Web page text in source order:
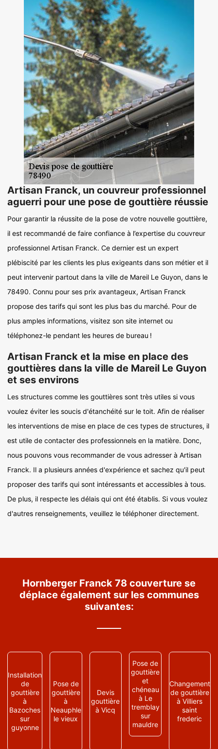
Artisan Franck, un couvreur professionnel
aguerri pour une pose de gouttière réussie
Pour garantir la réussite de la pose de votre nouvelle gouttière,
il est recommandé de faire confiance à l’expertise du couvreur
professionnel Artisan Franck. Ce dernier est un expert
plébiscité par les clients les plus exigeants dans son métier et il
peut intervenir partout dans la ville de Mareil Le Guyon, dans le
78490. Connu pour ses prix avantageux, Artisan Franck
propose des tarifs qui sont les plus bas du marché. Pour de
plus amples informations, visitez son site internet ou
téléphonez-le pendant les heures de bureau !
Artisan Franck et la mise en place des
gouttières dans la ville de Mareil Le Guyon
et ses environs
Les structures comme les gouttières sont très utiles si vous
voulez éviter les soucis d'étanchéité sur le toit. Afin de réaliser
les interventions de mise en place de ces types de structures, il
est utile de contacter des professionnels en la matière. Donc,
nous pouvons vous recommander de vous adresser à Artisan
Franck. Il a plusieurs années d'expérience et sachez qu'il peut
proposer des tarifs qui sont intéressants et accessibles à tous.
De plus, il respecte les délais qui ont été établis. Si vous voulez
d'autres renseignements, veuillez le téléphoner directement.
Hornberger Franck 78 couverture se
déplace également sur les communes
suivantes:
Installation
de
gouttière
à
Bazoches
sur
guyonne
Pose de
gouttière
à
Neauphle
le vieux
Devis
gouttière
à Vicq
Pose de
gouttière
et
chéneau
à Le
tremblay
sur
mauldre
Changement
de gouttière
à Villiers
saint
frederic